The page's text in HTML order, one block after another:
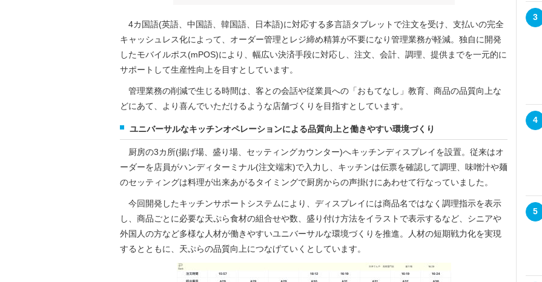
4カ国語(英語、中国語、韓国語、日本語)に対応する多言語タブレットで注文を受け、支払いの完全
キャッシュレス化によって、オーダー管理とレジ締め精算が不要になり管理業務が軽減。独自に開発
したモバイルポス(mPOS)により、幅広い決済手段に対応し、注文、会計、調理、提供までを一元的に
サポートして生産性向上を目すとしています。
管理業務の削減で生じる時間は、客との会話や従業員への「おもてなし」教育、商品の品質向上な
どにあて、より喜んでいただけるような店舗づくりを目指すとしています。
ユニバーサルなキッチンオペレーションによる品質向上と働きやすい環境づくり
厨房の3カ所(揚げ場、盛り場、セッティングカウンター)へキッチンディスプレイを設置。従来はオ
ーダーを店員がハンディターミナル(注文端末)で入力し、キッチンは伝票を確認して調理、味噌汁や麺
のセッティングは料理が出来あがるタイミングで厨房からの声掛けにあわせて行なっていました。
今回開発したキッチンサポートシステムにより、ディスプレイには商品名ではなく調理指示を表示
し、商品ごとに必要な天ぷら食材の組合せや数、盛り付け方法をイラストで表示するなど、シニアや
外国人の方など多様な人材が働きやすいユニバーサルな環境づくりを推進。人材の短期戦力化を実現
するとともに、天ぷらの品質向上につなげていくとしています。
3
4
5